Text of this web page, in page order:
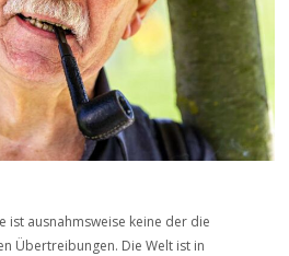
ist ausnahmsweise keine der die
Übertreibungen. Die Welt ist in